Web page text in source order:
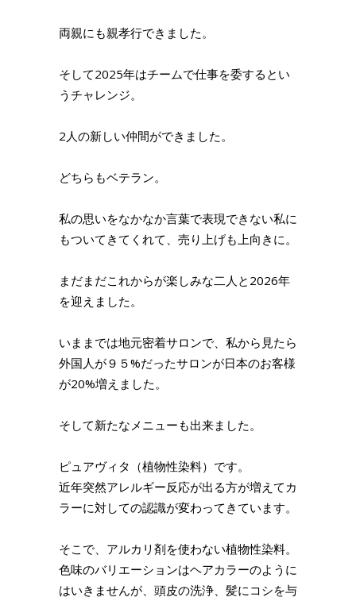
両親にも親孝行できました。
そして2025年はチームで仕事を委するとい
うチャレンジ。
2人の新しい仲間ができました。
どちらもベテラン。
私の思いをなかなか言葉で表現できない私に
もついてきてくれて、売り上げも上向きに。
まだまだこれからが楽しみな二人と2026年
を迎えました。
いままでは地元密着サロンで、私から見たら
外国人が９５%だったサロンが日本のお客様
が20%増えました。
そして新たなメニューも出来ました。
ピュアヴィタ（植物性染料）です。
近年突然アレルギー反応が出る方が増えてカ
ラーに対しての認識が変わってきています。
そこで、アルカリ剤を使わない植物性染料。
色味のバリエーションはヘアカラーのように
はいきませんが、頭皮の洗浄、髪にコシを与